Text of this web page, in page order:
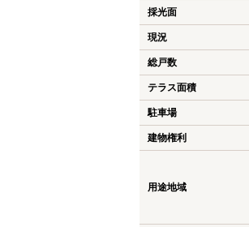
採光面
現況
総戸数
テラス面積
駐車場
建物権利
用途地域